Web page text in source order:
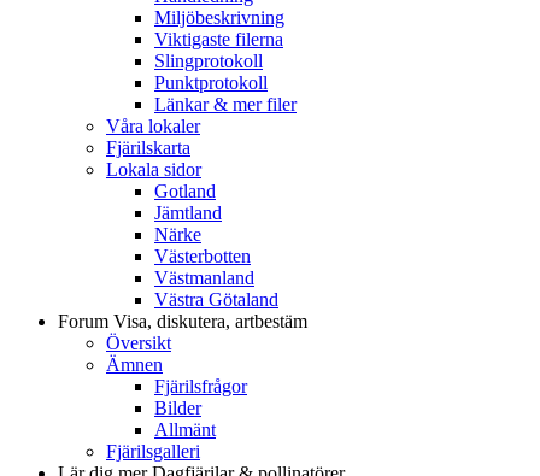
Miljöbeskrivning
Viktigaste filerna
Slingprotokoll
Punktprotokoll
Länkar & mer filer
Våra lokaler
Fjärilskarta
Lokala sidor
Gotland
Jämtland
Närke
Västerbotten
Västmanland
Västra Götaland
Forum Visa, diskutera, artbestäm
Översikt
Ämnen
Fjärilsfrågor
Bilder
Allmänt
Fjärilsgalleri